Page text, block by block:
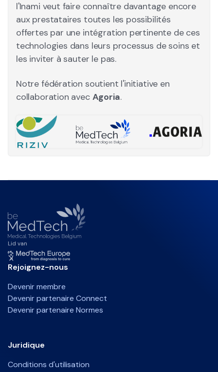
l'Inami veut faire connaître davantage encore
aux prestataires toutes les possibilités
offertes par une intégration pertinente de ces
technologies dans leurs processus de soins et
les inviter à sauter le pas.
Notre fédération soutient l'initiative en
collaboration avec Agoria.
Lid van
Rejoignez-nous
Devenir membre
Devenir partenaire Connect
Devenir partenaire Normes
Juridique
Conditions d'utilisation